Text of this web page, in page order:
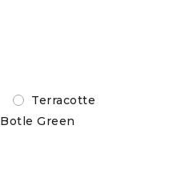
Terracotte
Botle Green